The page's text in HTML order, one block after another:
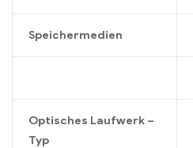
Speichermedien
Optisches Laufwerk –
Typ